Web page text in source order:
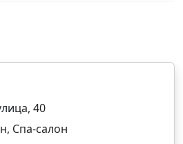
40
Спа-салон